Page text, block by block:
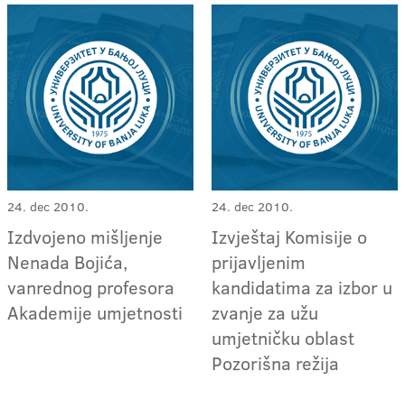
24. dec 2010.
Izdvojeno mišljenje
Nenada Bojića,
vanrednog profesora
Akademije umjetnosti
24. dec 2010.
Izvještaj Komisije o
prijavljenim
kandidatima za izbor u
zvanje za užu
umjetničku oblast
Pozorišna režija